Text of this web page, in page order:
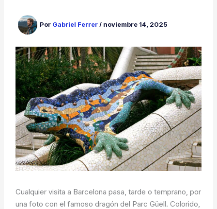
Por Gabriel Ferrer/ noviembre 14, 2025
Cualquier visita a Barcelona pasa, tarde o temprano, por
una foto con el famoso dragón del Parc Güell. Colorido,